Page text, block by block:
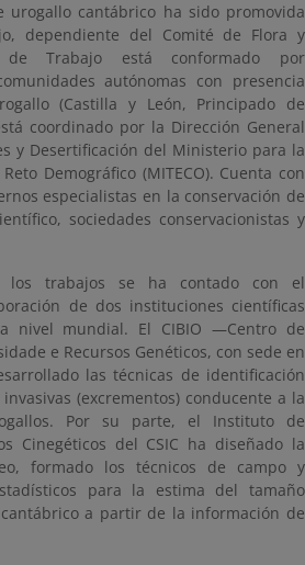
urogallo cantábrico ha sido promovida
dependiente del Comité de Flora y
de Trabajo está conformado por
autónomas con presencia
(Castilla y León, Principado de
coordinado por la Dirección General
y Desertificación del Ministerio para la
Demográfico (MITECO). Cuenta con
especialistas en la conservación de
sociedades conservacionistas y
los trabajos se ha contado con el
de dos instituciones científicas
nivel mundial. El CIBIO —Centro de
e Recursos Genéticos, con sede en
las técnicas de identificación
(excrementos) conducente a la
Por su parte, el Instituto de
Cinegéticos del CSIC ha diseñado la
formado los técnicos de campo y
para la estima del tamaño
a partir de la información de